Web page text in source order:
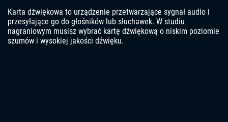
Karta dźwiękowa to urządzenie przetwarzające sygnał audio i
przesyłające go do głośników lub słuchawek. W studiu
nagraniowym musisz wybrać kartę dźwiękową o niskim poziomie
szumów i wysokiej jakości dźwięku.